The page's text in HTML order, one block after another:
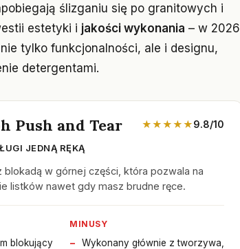
ślizganiu się po granitowych i
estetyki i jakości wykonania – w 2026
tylko funkcjonalności, ale i designu,
detergentami.
Push and Tear ★★★★★9.8/10
JEDNĄ RĘKĄ
blokadą w górnej części, która pozwala na
listków nawet gdy masz brudne ręce.
blokujący
MINUSY
Wykonany głównie z tworzywa,